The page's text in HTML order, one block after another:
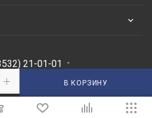
В КОРЗИНУ
21-01-01
ЗВОНОК